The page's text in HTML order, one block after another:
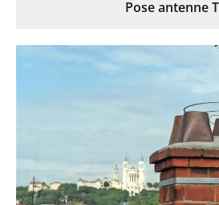
Pose antenne